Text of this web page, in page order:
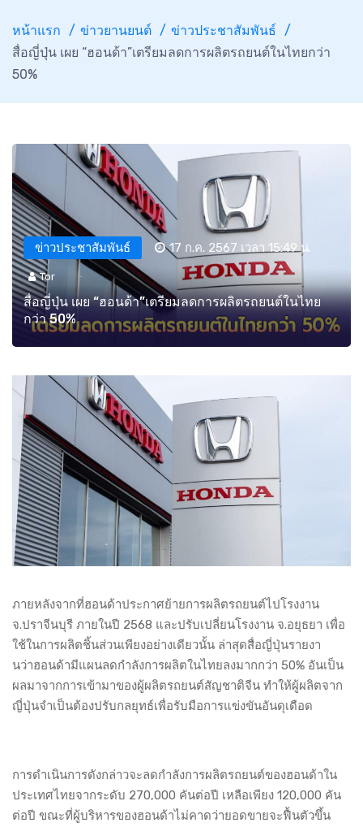
หน้าแรก ข่าวยานยนต์
ข่าวประชาสัมพันธ์
สื่อญี่ปุ่น เผย “ฮอนด้า”เตรียมลดการผลิตรถยนต์ในไทยกว่า
50%
ข่าวประชาสัมพันธ์ 17 ก.ค. 2567 เวลา 15:49 น.
Tor
สื่อญี่ปุ่น เผย “ฮอนด้า”เตรียมลดการผลิตรถยนต์ในไทย
กว่า 50%
ภายหลังจากที่ฮอนด้าประกาศย้ายการผลิตรถยนต์ไปโรงงาน
จ.ปราจีนบุรี ภายในปี 2568 และปรับเปลี่ยนโรงงาน จ.อยุธยา เพื่อ
ใช้ในการผลิตชิ้นส่วนเพียงอย่างเดียวนั้น ล่าสุดสื่อญี่ปุ่นรายงา
นว่าฮอนด้ามีแผนลดกำลังการผลิตในไทยลงมากกว่า 50% อันเป็น
ผลมาจากการเข้ามาของผู้ผลิตรถยนต์สัญชาติจีน ทำให้ผู้ผลิตจาก
ญี่ปุ่นจำเป็นต้องปรับกลยุทธ์เพื่อรับมือการแข่งขันอันดุเดือด
การดำเนินการดังกล่าวจะลดกำลังการผลิตรถยนต์ของฮอนด้าใน
ประเทศไทยจากระดับ 270,000 คันต่อปี เหลือเพียง 120,000 คัน
ต่อปี ขณะที่ผู้บริหารของฮอนด้าไม่คาดว่ายอดขายจะฟื้นตัวขึ้น